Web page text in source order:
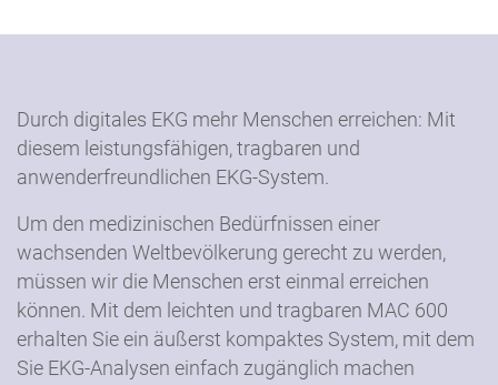
Durch digitales EKG mehr Menschen erreichen: Mit
diesem leistungsfähigen, tragbaren und
anwenderfreundlichen EKG-System.
Um den medizinischen Bedürfnissen einer
wachsenden Weltbevölkerung gerecht zu werden,
müssen wir die Menschen erst einmal erreichen
können. Mit dem leichten und tragbaren MAC 600
erhalten Sie ein äußerst kompaktes System, mit dem
Sie EKG-Analysen einfach zugänglich machen